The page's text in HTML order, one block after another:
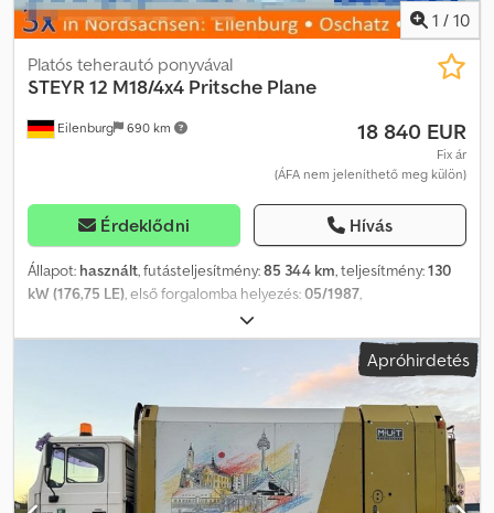
1 / 10
Eilenburg 690 km
Platós teherautó ponyvával
STEYR 12 M18/4x4 Pritsche Plane
18 840 EUR
Fix ár
(ÁFA nem jeleníthető meg külön)
Érdeklődni Hívás
Állapot: használt, futásteljesítmény:85 344 km, teljesítmény:130
kW (176,75 LE), első forgalomba helyezés:05/1987,
, össztömeg:
2 tengely, szín:barna, hajtástípus:mechanikai, Felszereltség:
, Az elírások és az időközbeni értékesítés jogát
fenntartjuk! Belső szám: 1102. 2MY3072 ---- FELSZERELTSÉG
Ponyva Platós felépítmény Összkerékhajtás ...és még sok más. ----
A jármű felkészítés nélküli állapotban van! Országos kiszállítás felár
ellenében lehetséges. Az elírások és az időközbeni értékesítés
jogát fenntartjuk. Szívesen beszámítjuk meglévő járművét.
Chsdpfx Aajzax Rms Dsa Finanszírozás/lízing akár önerő nélkül is
Apróhirdetés